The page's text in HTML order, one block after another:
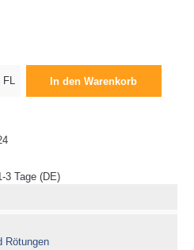
FL In den Warenkorb
3 Tage (DE)
Rötungen